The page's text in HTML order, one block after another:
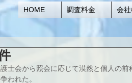
HOME 調査料金 会
士会から照会に応じて漠然と個人の
われた。